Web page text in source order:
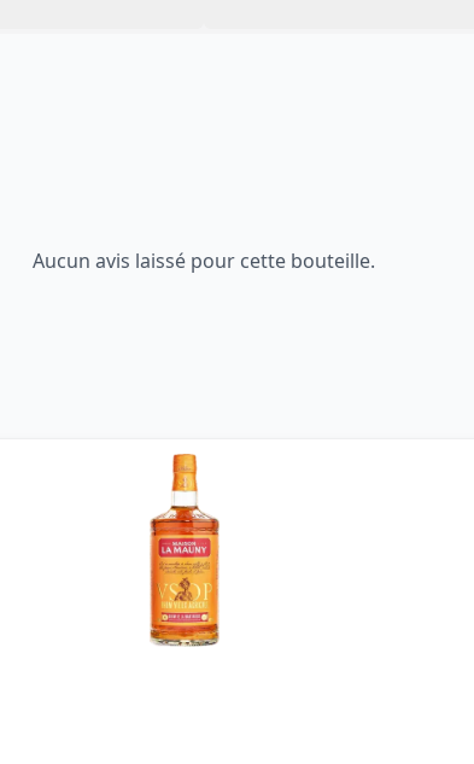
Aucun avis laissé pour cette bouteille.